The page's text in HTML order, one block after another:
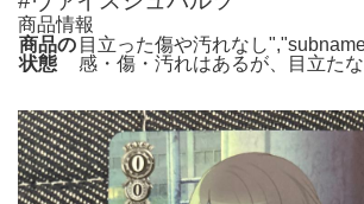
商品情報
商品の
状態
目立った傷や汚れなし
感・傷・汚れはあるが、目立た